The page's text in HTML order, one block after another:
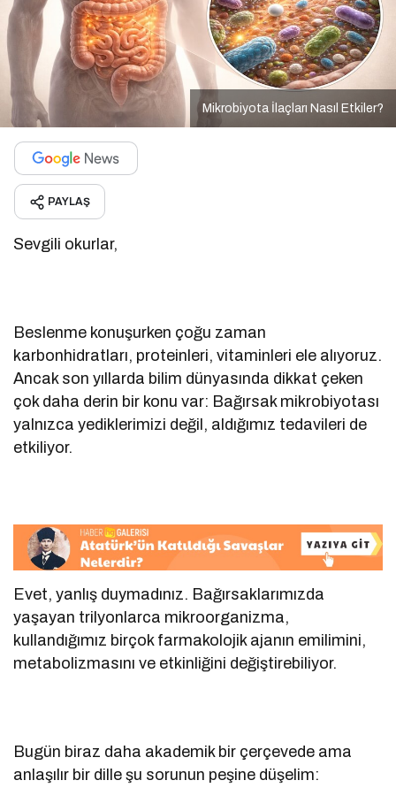
Mikrobiyota İlaçları Nasıl Etkiler?
PAYLAŞ
Sevgili okurlar,
Beslenme konuşurken çoğu zaman
karbonhidratları, proteinleri, vitaminleri ele alıyoruz.
Ancak son yıllarda bilim dünyasında dikkat çeken
çok daha derin bir konu var: Bağırsak mikrobiyotası
yalnızca yediklerimizi değil, aldığımız tedavileri de
etkiliyor.
Evet, yanlış duymadınız. Bağırsaklarımızda
yaşayan trilyonlarca mikroorganizma,
kullandığımız birçok farmakolojik ajanın emilimini,
metabolizmasını ve etkinliğini değiştirebiliyor.
Bugün biraz daha akademik bir çerçevede ama
anlaşılır bir dille şu sorunun peşine düşelim: